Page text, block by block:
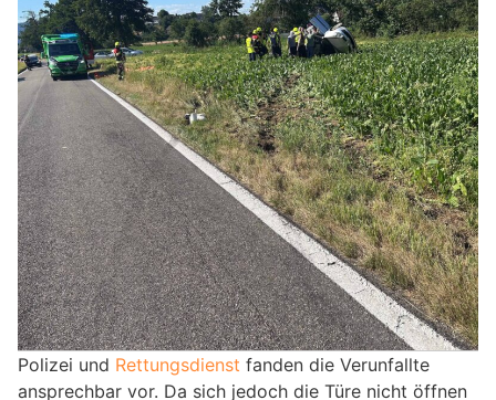
Polizei und Rettungsdienst fanden die Verunfallte
ansprechbar vor. Da sich jedoch die Türe nicht öffnen